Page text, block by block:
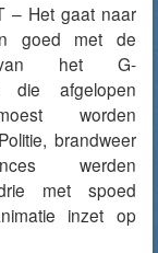
– Het gaat naar
goed met de
van het G-
die afgelopen
worden
brandweer
werden
met spoed
inzet op